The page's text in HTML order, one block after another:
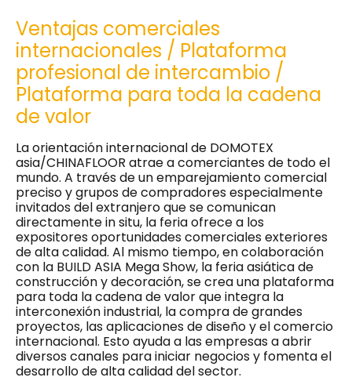
Ventajas comerciales
internacionales / Plataforma
profesional de intercambio /
Plataforma para toda la cadena
de valor
La orientación internacional de DOMOTEX
asia/CHINAFLOOR atrae a comerciantes de todo el
mundo. A través de un emparejamiento comercial
preciso y grupos de compradores especialmente
invitados del extranjero que se comunican
directamente in situ, la feria ofrece a los
expositores oportunidades comerciales exteriores
de alta calidad. Al mismo tiempo, en colaboración
con la BUILD ASIA Mega Show, la feria asiática de
construcción y decoración, se crea una plataforma
para toda la cadena de valor que integra la
interconexión industrial, la compra de grandes
proyectos, las aplicaciones de diseño y el comercio
internacional. Esto ayuda a las empresas a abrir
diversos canales para iniciar negocios y fomenta el
desarrollo de alta calidad del sector.